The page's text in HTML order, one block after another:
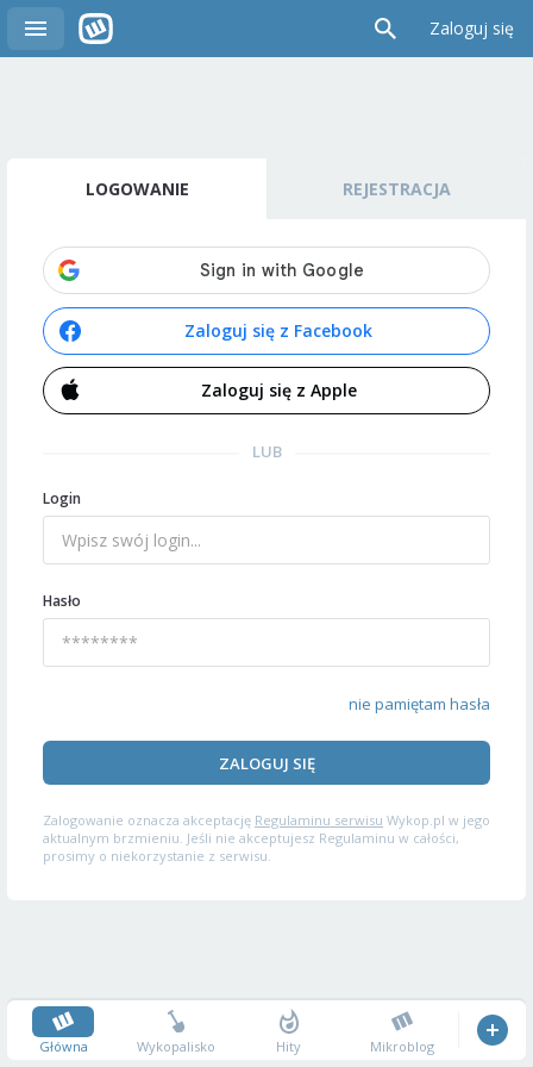
Zaloguj się
LOGOWANIE REJESTRACJA
Zaloguj się z Facebook
Zaloguj się z Apple
LUB
Login
Hasło
nie pamiętam hasła
ZALOGUJ SIĘ
Zalogowanie oznacza akceptację Regulaminu serwisu Wykop.pl w jego
aktualnym brzmieniu. Jeśli nie akceptujesz Regulaminu w całości,
prosimy o niekorzystanie z serwisu.
Główna Wykopalisko Hity Mikroblog